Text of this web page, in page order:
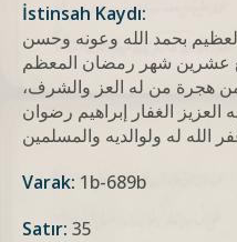
İstinsah Kaydı:
بحمد الله وعونه وحسن
عشرين شهر رمضان المعظم
هجرة من له العز والشرف،
العزيز الغفار إبراهيم رضوان
Varak: 1b-689b
Satır: 35